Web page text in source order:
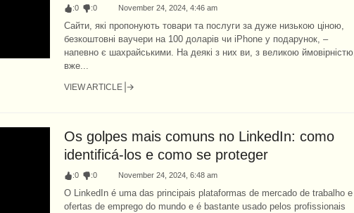
:0 :0 November 24, 2024, 4:46 am
Сайти, які пропонують товари та послуги за дуже низькою ціною,
безкоштовні ваучери на 100 доларів чи iPhone у подарунок, –
напевно є шахрайськими. На деякі з них ви, з великою ймовірністю,
вже...
VIEW ARTICLE
Os golpes mais comuns no LinkedIn: como
identificá-los e como se proteger
:0 :0 November 24, 2024, 6:48 am
O LinkedIn é uma das principais plataformas de mercado de trabalho e
ofertas de emprego do mundo e é bastante usado pelos profissionais